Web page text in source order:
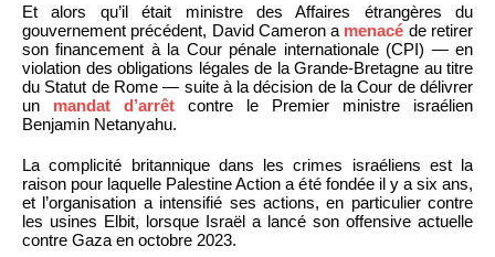
Et alors qu’il était ministre des Affaires étrangères du
gouvernement précédent, David Cameron a menacé de retirer
son financement à la Cour pénale internationale (CPI) — en
violation des obligations légales de la Grande-Bretagne au titre
du Statut de Rome — suite à la décision de la Cour de délivrer
un mandat d’arrêt contre le Premier ministre israélien
Benjamin Netanyahu.
La complicité britannique dans les crimes israéliens est la
raison pour laquelle Palestine Action a été fondée il y a six ans,
et l’organisation a intensifié ses actions, en particulier contre
les usines Elbit, lorsque Israël a lancé son offensive actuelle
contre Gaza en octobre 2023.